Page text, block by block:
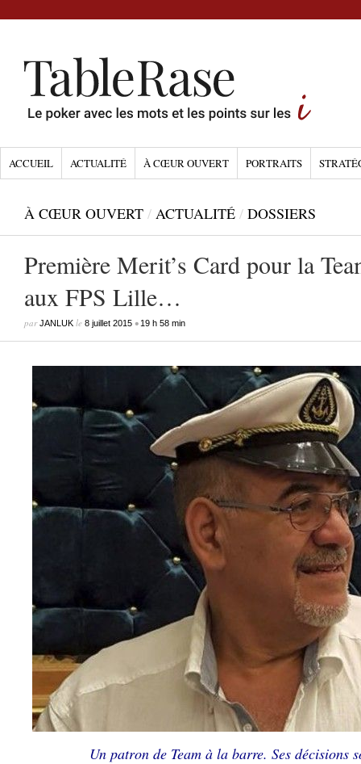
ACCUEIL ACTUALITÉ À CŒUR OUVERT PORTRAITS
À CŒUR OUVERT / ACTUALITÉ / DOSSIERS
Première Merit’s Card pour la
aux FPS Lille…
parJANLUK le 8 juillet 2015 • 19 h 58 min
Un patron de Team à la barre. Ses décisions